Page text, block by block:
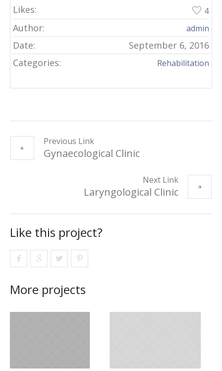
Likes: 4
Author: admin
Date:
September 6, 2016
Categories:
Rehabilitation
Previous Link
Gynaecological Clinic
Next Link
Laryngological Clinic
Like this project?
More projects